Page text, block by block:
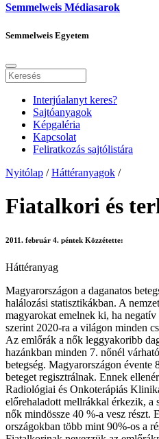
Semmelweis Médiasarok
Semmelweis Egyetem
Interjúalanyt keres?
Sajtóanyagok
Képgaléria
Kapcsolat
Feliratkozás sajtólistára
Nyitólap / Háttéranyagok /
Fiatalkori és
2011. február 4. péntek Közzétette:
Háttéranyag
Magyarországon a daganatos
halálozási statisztikákban. A
magyarokat emelnek ki, ha
szerint 2020-ra a világon minden
Az emlőrák a nők leggyakoribb
hazánkban minden 7. nőnél
betegség. Magyarországon évente
beteget regisztrálnak. Ennek
Radiológiai és Onkoterápiás
előrehaladott mellrákkal érkezik, a
nők mindössze 40 %-a vesz részt.
országokban több mint 90%-os a